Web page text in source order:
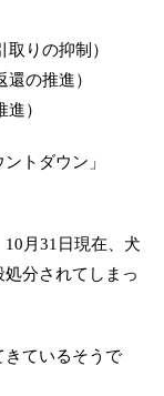
りの抑制）
の推進）
）
トダウン」
月31日現在、犬
分されてしまっ
きているそうで